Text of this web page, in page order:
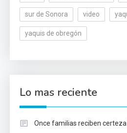
sur de Sonora video
yaquis de obregón
Lo mas reciente
Once familias reciben